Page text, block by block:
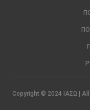
Copyright © 2024 ΙΑΣΩ |